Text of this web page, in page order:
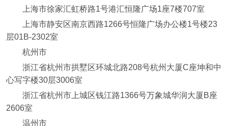
上海市徐家汇虹桥路1号港汇恒隆广场1座7楼707室
上海市静安区南京西路1266号恒隆广场办公楼1号楼23
层01B-2302室
杭州市
浙江省杭州市拱墅区环城北路208号杭州大厦C座坤和中
心写字楼30层3006室
浙江省杭州市上城区钱江路1366号万象城华润大厦B座
2606室
温州市